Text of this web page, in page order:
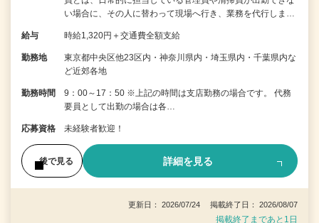
い場合に、その人に替わって現場へ行き、業務を代行しま…
給与 時給1,320円＋交通費全額支給
勤務地
東京都中央区他23区内・神奈川県内・埼玉県内・千葉県内な
ど近郊各地
勤務時間
9：00～17：50 ※上記の時間は支店勤務の場合です。 代務
要員として出勤の場合は各…
応募資格 未経験者歓迎！
後で見る 詳細を見る
更新日： 2026/07/24 掲載終了日： 2026/08/07
掲載終了まであと1日